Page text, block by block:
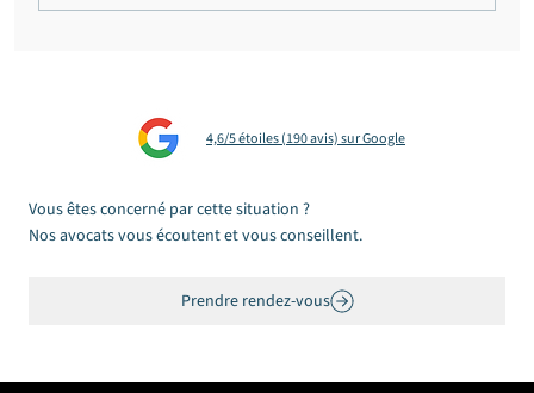
pourquoi la première offre est rarement
la dernière)
4,6/5 étoiles (190 avis) sur Google
Vous êtes concerné par cette situation ?
Nos avocats vous écoutent et vous conseillent.
Prendre rendez-vous